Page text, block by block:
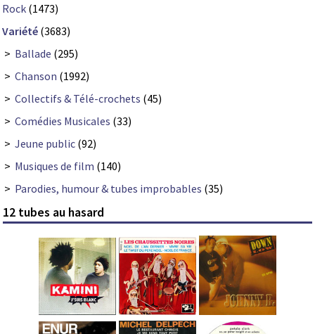
Rock (1473)
Variété (3683)
> Ballade (295)
> Chanson (1992)
> Collectifs & Télé-crochets (45)
> Comédies Musicales (33)
> Jeune public (92)
> Musiques de film (140)
> Parodies, humour & tubes improbables (35)
12 tubes au hasard